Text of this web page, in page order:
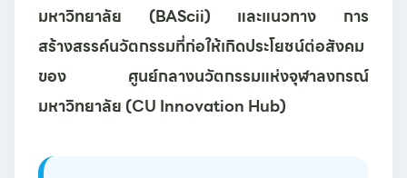
มหาวิทยาลัย (BAScii) และแนวทาง การ
สร้างสรรค์นวัตกรรมที่ก่อให้เกิดประโยชน์ต่อสังคม
ของ ศูนย์กลางนวัตกรรมแห่งจุฬาลงกรณ์
มหาวิทยาลัย (CU Innovation Hub)